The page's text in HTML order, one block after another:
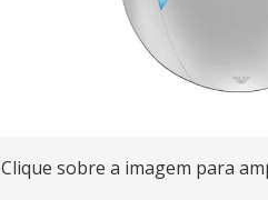
Clique sobre a imagem para